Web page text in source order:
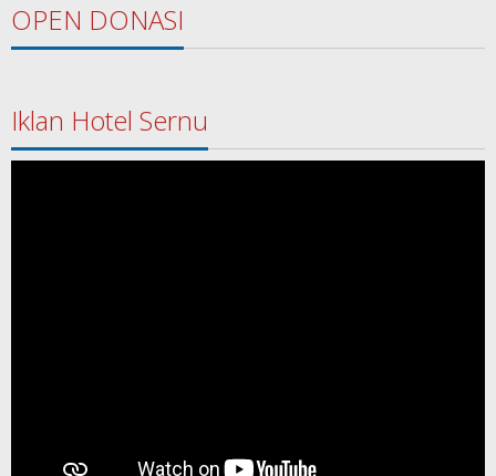
OPEN DONASI
Iklan Hotel Sernu